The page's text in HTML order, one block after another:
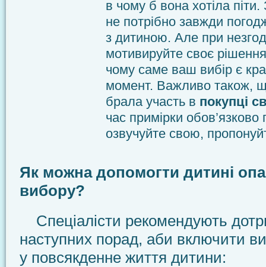
в чому б вона хотіла
не потрібно завжди
з дитиною. Але при
мотивируйте своє
чому саме ваш вибір є
момент. Важливо також,
брала участь в покупці
час примірки обов’язково
озвучуйте свою,
Як можна допомогти дитині
вибору?
Спеціалісти рекомендують
наступних порад, аби включити
у повсякденне життя дитини: